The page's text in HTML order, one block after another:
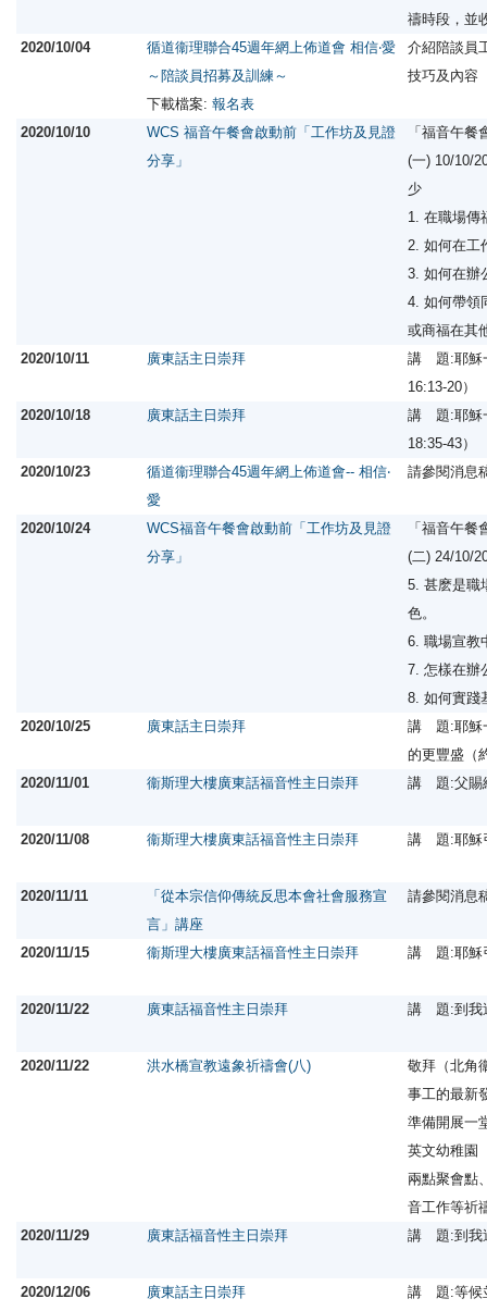
禱時段，並
2020/10/04
循道衞理聯合45週年網上佈道會 相信‧愛
～陪談員招募及訓練～
下載檔案: 報名表
介紹陪談員
技巧及內容
2020/10/10
WCS 福音午餐會啟動前「工作坊及見證
分享」
「福音午餐
(一) 10/10/
少
1. 在職場傳
2. 如何在工
3. 如何在辦
4. 如何帶領
或商福在其
2020/10/11
廣東話主日崇拜
講 題:耶穌
16:13-20）
2020/10/18
廣東話主日崇拜
講 題:耶穌
18:35-43）
2020/10/23
循道衞理聯合45週年網上佈道會-- 相信‧
愛
請參閱消息
2020/10/24
WCS福音午餐會啟動前「工作坊及見證
分享」
「福音午餐
(二) 24/10/
5. 甚麽是職
色。
6. 職場宣教
7. 怎樣在辦
8. 如何實
2020/10/25
廣東話主日崇拜
講 題:耶穌
的更豐盛（
2020/11/01
衞斯理大樓廣東話福音性主日崇拜 講 題:父賜
2020/11/08 衞斯理大樓廣東話福音性主日崇拜 講 題:耶穌
2020/11/11
「從本宗信仰傳統反思本會社會服務宣
言」講座
請參閱消息
2020/11/15 衞斯理大樓廣東話福音性主日崇拜 講 題:耶穌
2020/11/22 廣東話福音性主日崇拜 講 題:到
2020/11/22 洪水橋宣教遠象祈禱會(八)
敬拜（北角
事工的最新
準備開展一
英文幼稚園
兩點聚會點
音工作等祈
2020/11/29
廣東話福音性主日崇拜 講 題:到
2020/12/06 廣東話主日崇拜 講 題:等候